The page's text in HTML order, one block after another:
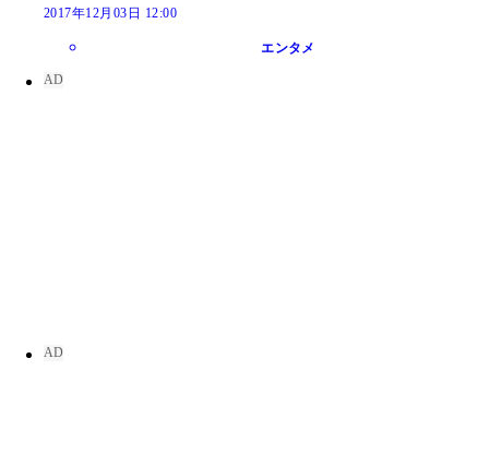
2017年12月03日 12:00
エンタメ